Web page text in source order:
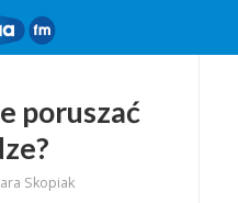
poruszać
Skopiak